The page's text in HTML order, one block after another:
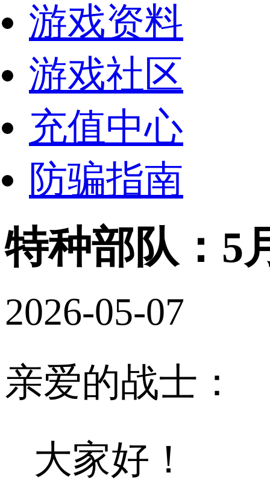
游戏资料
游戏社区
充值中心
防骗指南
特种部队：5
2026-05-07
亲爱的战士：
大家好！